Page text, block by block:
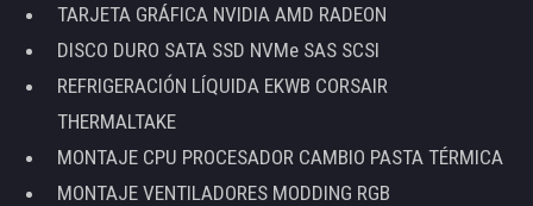
TARJETA GRÁFICA NVIDIA AMD RADEON
DISCO DURO SATA SSD NVMe SAS SCSI
REFRIGERACIÓN LÍQUIDA EKWB CORSAIR
THERMALTAKE
MONTAJE CPU PROCESADOR CAMBIO PASTA TÉRMICA
MONTAJE VENTILADORES MODDING RGB